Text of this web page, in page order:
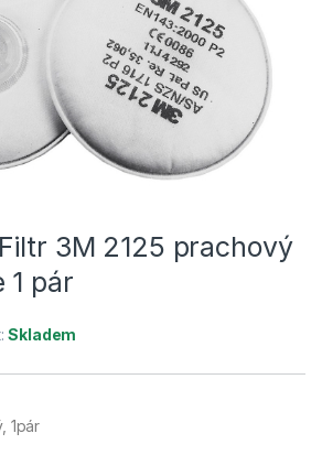
3M 2125 prachový
1 pár
Skladem
1pár